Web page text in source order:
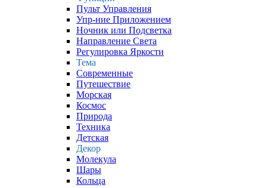
Пульт Управления
Упр-ние Приложением
Ночник или Подсветка
Направление Света
Регулировка Яркости
Тема
Современные
Путешествие
Морская
Космос
Природа
Техника
Детская
Декор
Молекула
Шары
Кольца